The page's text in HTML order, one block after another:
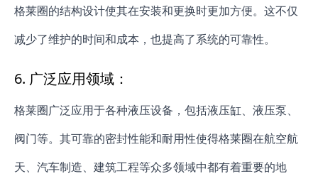
格莱圈的结构设计使其在安装和更换时更加方便。这不仅
减少了维护的时间和成本，也提高了系统的可靠性。
6. 广泛应用领域：
格莱圈广泛应用于各种液压设备，包括液压缸、液压泵、
阀门等。其可靠的密封性能和耐用性使得格莱圈在航空航
天、汽车制造、建筑工程等众多领域中都有着重要的地